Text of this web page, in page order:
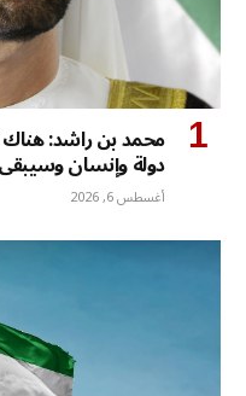
محمد بن راشد: هناك
دولة وإنسان
أغسطس 6, 2026